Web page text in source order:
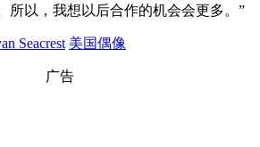
所以，我想以后合作的机会会更多。”
Seacrest 美国偶像
广告